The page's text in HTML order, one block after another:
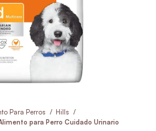
Para Perros
Hills
para Perro Cuidado Urinario